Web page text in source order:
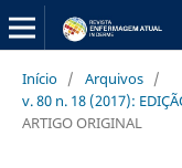
Início / Arquivos /
v. 80 n. 18 (2017):
ARTIGO ORIGINAL